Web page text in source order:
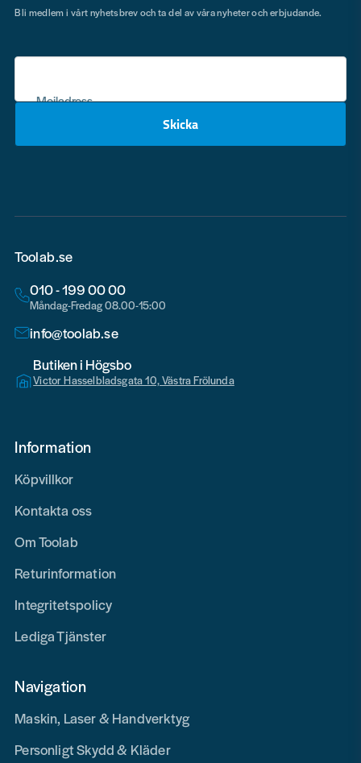
Mejladress
Skicka
Bli medlem i vårt nyhetsbrev och ta del av våra nyheter och erbjudande.
Toolab.se
010 - 199 00 00
Måndag-Fredag 08.00-15:00
info@toolab.se
Butiken i Högsbo
Victor Hasselbladsgata 10, Västra Frölunda
Information
Köpvillkor
Kontakta oss
Om Toolab
Returinformation
Integritetspolicy
Lediga Tjänster
Navigation
Maskin, Laser & Handverktyg
Personligt Skydd & Kläder